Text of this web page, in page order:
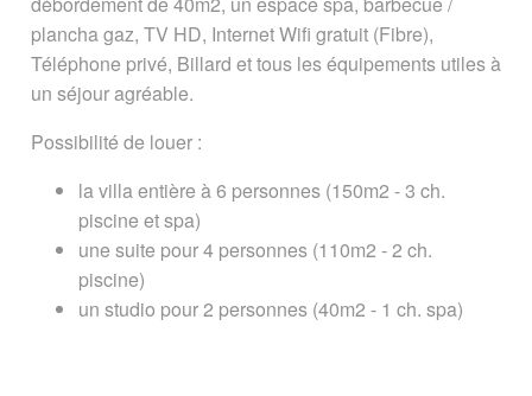
Vous êtes ici : Accueil /Guide Tourisme/
Hébergement à La Réunion/Gîtes,
chambres d'hôtes
Petite-Ile
Signaler une erreur ou Proposer une
plancha gaz, TV HD, Internet Wifi gratuit (Fibre),
Téléphone privé, Billard et tous les équipements utiles à
un séjour agréable.
Possibilité de louer :
la villa entière à 6 personnes (150m2 - 3 ch.
piscine et spa)
une suite pour 4 personnes (110m2 - 2 ch.
piscine)
un studio pour 2 personnes (40m2 - 1 ch. spa)